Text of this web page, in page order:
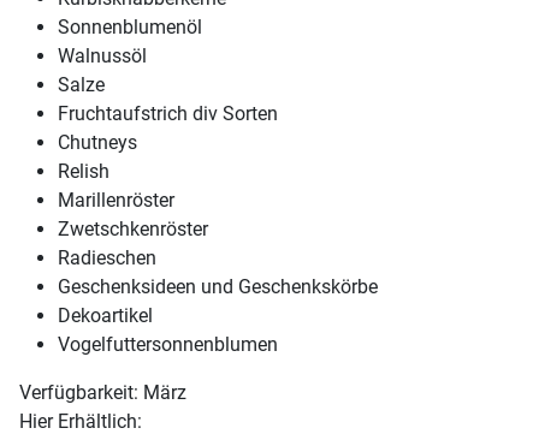
Sonnenblumenöl
Walnussöl
Salze
Fruchtaufstrich div Sorten
Chutneys
Relish
Marillenröster
Zwetschkenröster
Radieschen
Geschenksideen und Geschenkskörbe
Dekoartikel
Vogelfuttersonnenblumen
Verfügbarkeit: März
Hier Erhältlich: